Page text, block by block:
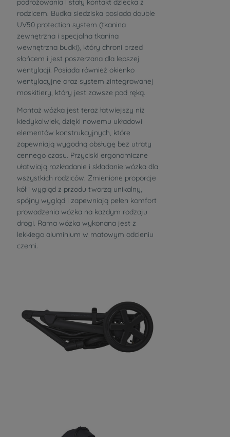
podróżowania i stały kontakt dziecka z
rodzicem. Budka siedziska posiada double
UV50 protection system (tkanina
zewnętrzna i specjalna tkanina
wewnętrzna budki), który chroni przed
słońcem i jest poszerzana dla lepszej
wentylacji. Posiada również okienko
wentylacyjne oraz system zintegrowanej
moskitiery, który jest zawsze pod ręką.
Montaż wózka jest teraz łatwiejszy niż
kiedykolwiek, dzięki nowemu układowi
elementów konstrukcyjnych, które
zapewniają wygodną obsługę bez utraty
cennego czasu. Przyciski ergonomiczne
ułatwiają rozkładanie i składanie wózka dla
wszystkich rodziców. Zmienione proporcje
kół i wygląd z przodu tworzą unikalny,
spójny wygląd i zapewniają pełen komfort
prowadzenia wózka na każdym rodzaju
drogi. Rama wózka wykonana jest z
lekkiego aluminium w matowym odcieniu
czerni.